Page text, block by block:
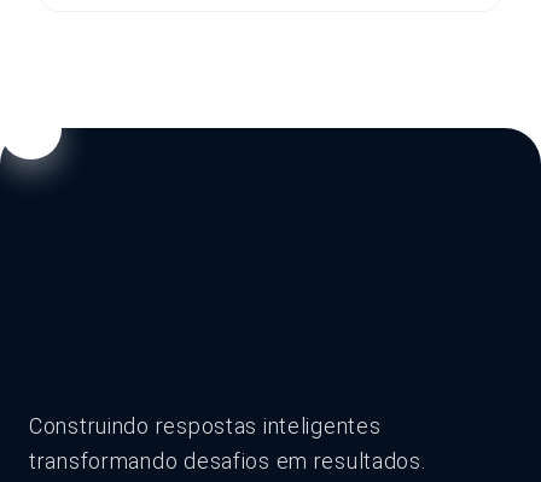
Construindo respostas inteligentes
transformando desafios em resultados.